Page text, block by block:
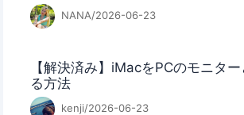
NANA/2026-06-23
【解決済み】iMacをPCのモニタ
る方法
kenji/2026-06-23